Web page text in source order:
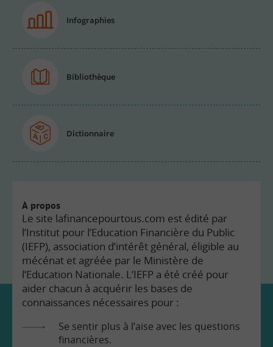
Infographies
Bibliothèque
Dictionnaire
À propos
Le site lafinancepourtous.com est édité par
l’Institut pour l’Education Financière du Public
(IEFP), association d’intérêt général, éligible au
mécénat et agréée par le Ministère de
l’Education Nationale. L’IEFP a été créé pour
aider chacun à acquérir les bases de
connaissances nécessaires pour :
Se sentir plus à l’aise avec les questions
financières.